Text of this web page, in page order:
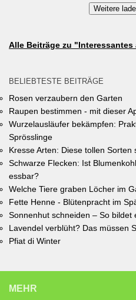
gewinnen gibt es jeweils einen
das Anmeldeformular siehe auf
Weitere
Alle Beiträge zu "Interessantes
BELIEBTESTE BEITRÄGE
Rosen verzaubern den Garten
Raupen bestimmen - mit dieser
Wurzelausläufer bekämpfen:
Sprösslinge
Kresse Arten: Diese tollen Sorten
Schwarze Flecken: Ist
essbar?
Welche Tiere graben Löcher im
Fette Henne - Blütenpracht im
Sonnenhut schneiden – So bildet
Lavendel verblüht? Das müssen
Pfiat di Winter
MEHR